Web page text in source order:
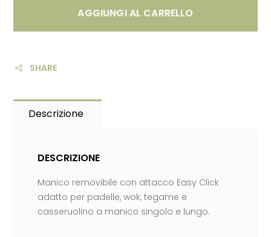
AGGIUNGI AL CARRELLO
SHARE
Descrizione
DESCRIZIONE
Manico removibile con attacco Easy Click
adatto per padelle, wok, tegame e
casseruolino a manico singolo e lungo.